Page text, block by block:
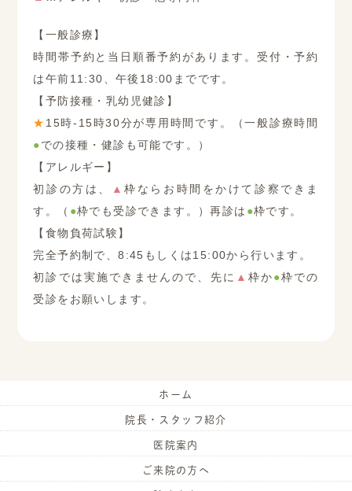
【一般診療】
時間帯予約と当日順番予約があります。受付・予約
は午前11:30、午後18:00までです。
【予防接種・乳幼児健診】
★ 15時-15時30分が専用時間です。（一般診療時間
●での接種・健診も可能です。）
【アレルギー】
初診の方は、
▲枠ならお時間をかけて診察できま
す。（ ●枠でも受診できます。）再診は ●枠です。
【食物負荷試験】
完全予約制で、8:45もしくは15:00から行います。
初診では実施できませんので、先に ▲ 枠か●枠での
受診をお願いします。
ホーム
院長・スタッフ紹介
医院案内
ご来院の方へ